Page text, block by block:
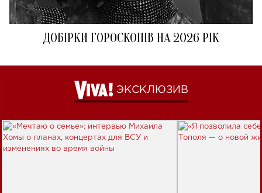
ДОБІРКИ ГОРОСКОПІВ НА 2026 РІК
ЭКСКЛЮЗИВ